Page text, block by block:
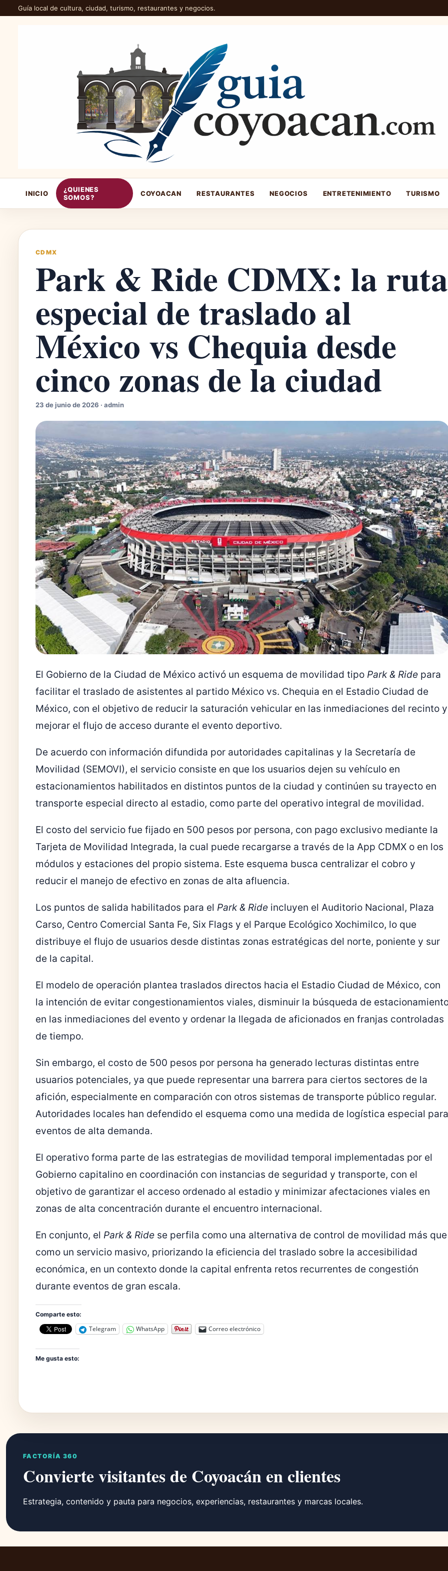
Guía local de cultura, ciudad, turismo, restaurantes y negocios.
INICIO
¿QUIENES
SOMOS?
COYOACAN RESTAURANTES NEGOCIOS ENTRETENIMIENTO TURISMO
CDMX
Park & Ride CDMX: la ruta
especial de traslado al
México vs Chequia desde
cinco zonas de la ciudad
23 de junio de 2026 · admin
El Gobierno de la Ciudad de México activó un esquema de movilidad tipo Park & Ride para
facilitar el traslado de asistentes al partido México vs. Chequia en el Estadio Ciudad de
México, con el objetivo de reducir la saturación vehicular en las inmediaciones del recinto y
mejorar el flujo de acceso durante el evento deportivo.
De acuerdo con información difundida por autoridades capitalinas y la Secretaría de
Movilidad (SEMOVI), el servicio consiste en que los usuarios dejen su vehículo en
estacionamientos habilitados en distintos puntos de la ciudad y continúen su trayecto en
transporte especial directo al estadio, como parte del operativo integral de movilidad.
El costo del servicio fue fijado en 500 pesos por persona, con pago exclusivo mediante la
Tarjeta de Movilidad Integrada, la cual puede recargarse a través de la App CDMX o en los
módulos y estaciones del propio sistema. Este esquema busca centralizar el cobro y
reducir el manejo de efectivo en zonas de alta afluencia.
Los puntos de salida habilitados para el Park & Ride incluyen el Auditorio Nacional, Plaza
Carso, Centro Comercial Santa Fe, Six Flags y el Parque Ecológico Xochimilco, lo que
distribuye el flujo de usuarios desde distintas zonas estratégicas del norte, poniente y sur
de la capital.
El modelo de operación plantea traslados directos hacia el Estadio Ciudad de México, con
la intención de evitar congestionamientos viales, disminuir la búsqueda de
en las inmediaciones del evento y ordenar la llegada de aficionados en franjas controladas
de tiempo.
Sin embargo, el costo de 500 pesos por persona ha generado lecturas distintas entre
usuarios potenciales, ya que puede representar una barrera para ciertos sectores de la
afición, especialmente en comparación con otros sistemas de transporte público regular.
Autoridades locales han defendido el esquema como una medida de logística especial para
eventos de alta demanda.
El operativo forma parte de las estrategias de movilidad temporal implementadas por el
Gobierno capitalino en coordinación con instancias de seguridad y transporte, con el
objetivo de garantizar el acceso ordenado al estadio y minimizar afectaciones viales en
zonas de alta concentración durante el encuentro internacional.
En conjunto, el Park & Ride se perfila como una alternativa de control de movilidad más que
como un servicio masivo, priorizando la eficiencia del traslado sobre la accesibilidad
económica, en un contexto donde la capital enfrenta retos recurrentes de congestión
durante eventos de gran escala.
Comparte esto:
Telegram WhatsApp Correo electrónico
Me gusta esto:
FACTORÍA 360
Convierte visitantes de Coyoacán en clientes
Estrategia, contenido y pauta para negocios, experiencias, restaurantes y marcas locales.